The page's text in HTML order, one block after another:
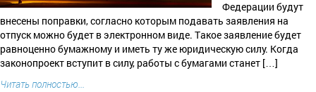
Федерации будут
внесены поправки, согласно которым подавать заявления на
отпуск можно будет в электронном виде. Такое заявление будет
равноценно бумажному и иметь ту же юридическую силу. Когда
законопроект вступит в силу, работы с бумагами станет […]
Читать полностью...